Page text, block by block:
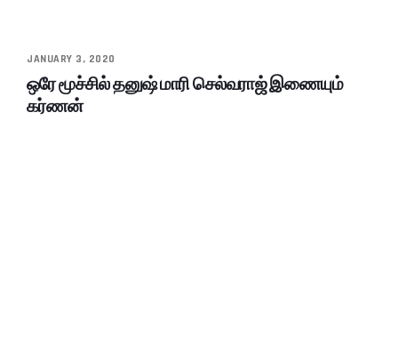
JANUARY 3, 2020
ஒரே மூச்சில் தனுஷ் மாரி செல்வராஜ் இணையும்
கர்ணன்